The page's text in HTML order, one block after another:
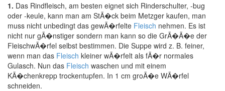
1. Das Rindfleisch, am besten eignet sich Rinderschulter, -bug
oder -keule, kann man am StÃ�ck beim Metzger kaufen, man
muss nicht unbedingt das gewÃ�rfelte Fleisch nehmen. Es ist
nicht nur gÃ�nstiger sondern man kann so die GrÃ�Ã�e der
FleischwÃ�rfel selbst bestimmen. Die Suppe wird z. B. feiner,
wenn man das Fleisch kleiner wÃ�rfelt als fÃ�r normales
Gulasch. Nun das Fleisch waschen und mit einem
KÃ�chenkrepp trockentupfen. In 1 cm groÃ�e WÃ�rfel
schneiden.